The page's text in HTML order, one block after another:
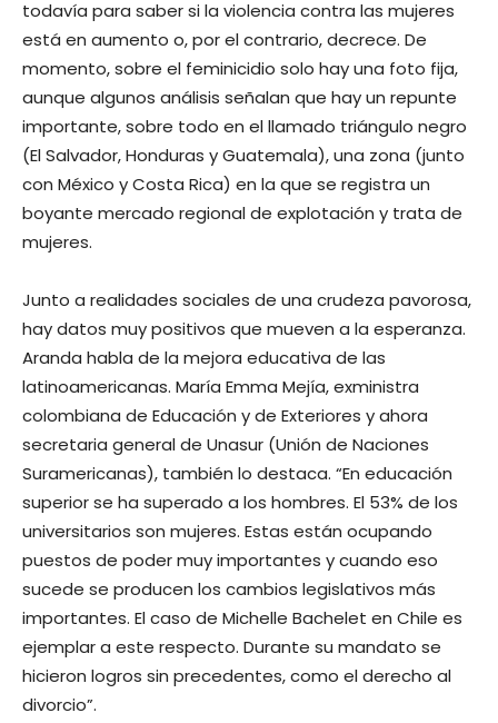
todavía para saber si la violencia contra las mujeres
está en aumento o, por el contrario, decrece. De
momento, sobre el feminicidio solo hay una foto fija,
aunque algunos análisis señalan que hay un repunte
importante, sobre todo en el llamado triángulo negro
(El Salvador, Honduras y Guatemala), una zona (junto
con México y Costa Rica) en la que se registra un
boyante mercado regional de explotación y trata de
mujeres.
Junto a realidades sociales de una crudeza pavorosa,
hay datos muy positivos que mueven a la esperanza.
Aranda habla de la mejora educativa de las
latinoamericanas. María Emma Mejía, exministra
colombiana de Educación y de Exteriores y ahora
secretaria general de Unasur (Unión de Naciones
Suramericanas), también lo destaca. “En educación
superior se ha superado a los hombres. El 53% de los
universitarios son mujeres. Estas están ocupando
puestos de poder muy importantes y cuando eso
sucede se producen los cambios legislativos más
importantes. El caso de Michelle Bachelet en Chile es
ejemplar a este respecto. Durante su mandato se
hicieron logros sin precedentes, como el derecho al
divorcio”.